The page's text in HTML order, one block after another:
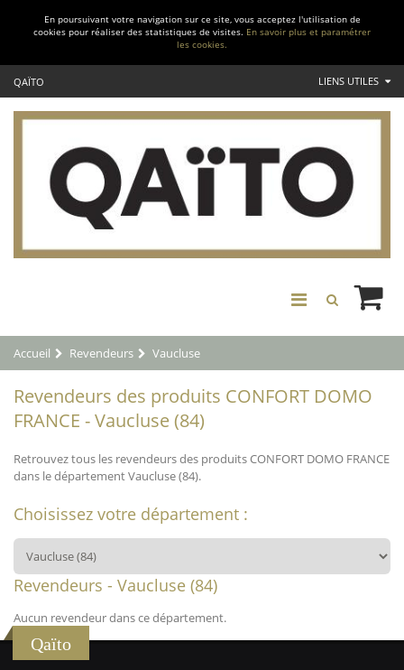
En poursuivant votre navigation sur ce site, vous acceptez l'utilisation de
cookies pour réaliser des statistiques de visites. En savoir plus et paramétrer
les cookies.
QAÏTO LIENS UTILES
Accueil Revendeurs Vaucluse
Revendeurs des produits CONFORT DOMO
FRANCE - Vaucluse (84)
Retrouvez tous les revendeurs des produits CONFORT DOMO FRANCE
dans le département Vaucluse (84).
Choisissez votre département :
Revendeurs - Vaucluse (84)
Aucun revendeur dans ce département.
Qaïto